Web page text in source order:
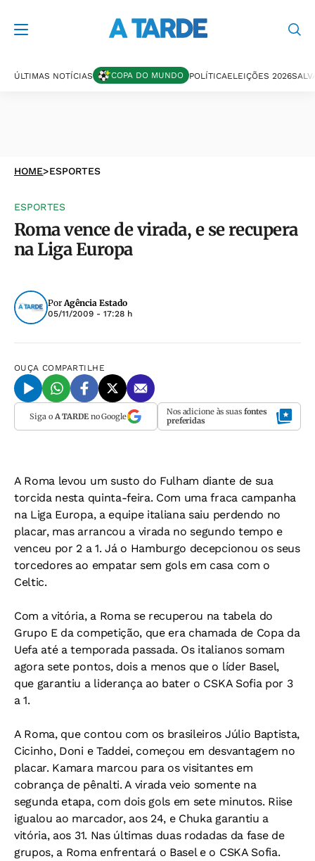
ÚLTIMAS NOTÍCIAS COPA DO MUNDO POLÍTICAELEIÇÕES 2026
HOME>ESPORTES
ESPORTES
Roma vence de virada, e se recupera
na Liga Europa
PorAgência Estado
05/11/2009 - 17:28 h
OUÇA COMPARTILHE
Siga o A TARDEno Google Nos adicione às suas fontes
preferidas
A Roma levou um susto do Fulham diante de sua
torcida nesta quinta-feira. Com uma fraca campanha
na Liga Europa, a equipe italiana saiu perdendo no
placar, mas arrancou a virada no segundo tempo e
venceu por 2 a 1. Já o Hamburgo decepcionou os seus
torcedores ao empatar sem gols em casa com o
Celtic.
Com a vitória, a Roma se recuperou na tabela do
Grupo E da competição, que era chamada de Copa da
Uefa até a temporada passada. Os italianos somam
agora sete pontos, dois a menos que o líder Basel,
que garantiu a liderança ao bater o CSKA Sofia por 3
a 1.
A Roma, que contou com os brasileiros Júlio Baptista,
Cicinho, Doni e Taddei, começou em desvantagem no
placar. Kamara marcou para os visitantes em
cobrança de pênalti. A virada veio somente na
segunda etapa, com dois gols em sete minutos. Riise
igualou ao marcador, aos 24, e Chuka garantiu a
vitória, aos 31. Nas últimas duas rodadas da fase de
grupos, a Roma enfrentará o Basel e o CSKA Sofia.